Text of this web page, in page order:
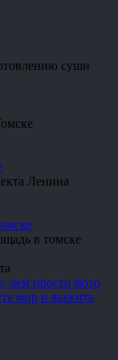
суши
Ленина
в томске
чем просто фото
мир и выжить